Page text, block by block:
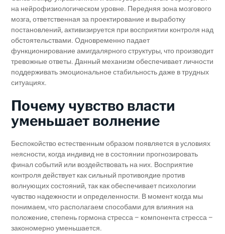
на нейрофизиологическом уровне. Передняя зона мозгового
мозга, ответственная за проектирование и выработку
постановлений, активизируется при восприятии контроля над
обстоятельствами. Одновременно падает
функционирование амигдалярного структуры, что производит
тревожные ответы. Данный механизм обеспечивает личности
поддерживать эмоциональное стабильность даже в трудных
ситуациях.
Почему чувство власти
уменьшает волнение
Беспокойство естественным образом появляется в условиях
неясности, когда индивид не в состоянии прогнозировать
финал событий или воздействовать на них. Восприятие
контроля действует как сильный противоядие против
волнующих состояний, так как обеспечивает психологии
чувство надежности и определенности. В момент когда мы
понимаем, что располагаем способами для влияния на
положение, степень гормона стресса – компонента стресса –
закономерно уменьшается.